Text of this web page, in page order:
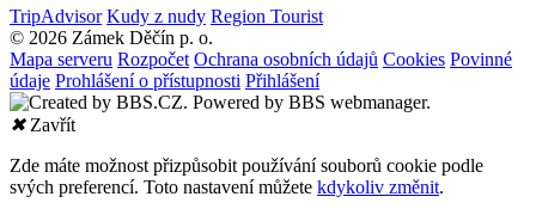
TripAdvisor Kudy z nudy Region Tourist
© 2026 Zámek Děčín p. o.
Mapa serveru Rozpočet Ochrana osobních údajů Cookies Povinné
údaje Prohlášení o přístupnosti Přihlášení
✖Zavřít
Zde máte možnost přizpůsobit používání souborů cookie podle
svých preferencí. Toto nastavení můžete kdykoliv změnit.